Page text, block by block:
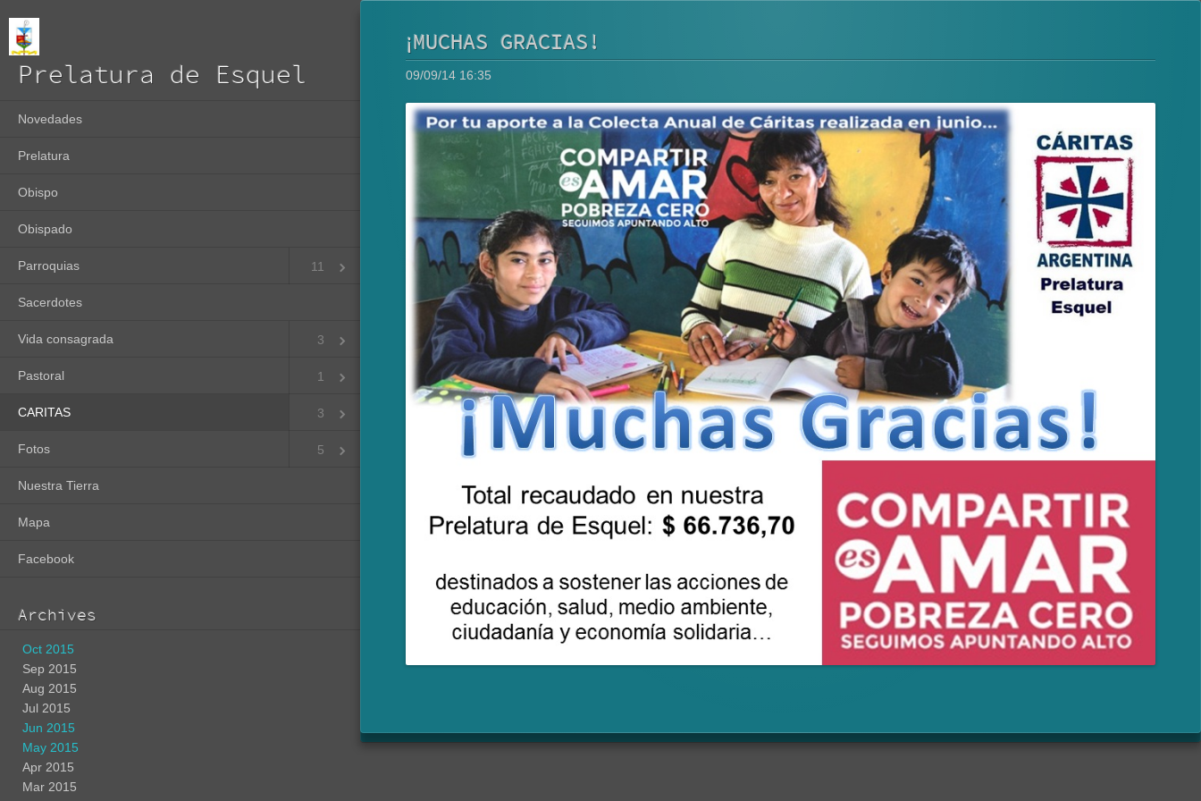
Prelatura de Esquel
Novedades
Prelatura
Obispo
Obispado
11
Parroquias
Sacerdotes
3
Vida consagrada
1
Pastoral
3
CARITAS
5
Fotos
Nuestra Tierra
Mapa
Facebook
Archives
Oct 2015
Sep 2015
Aug 2015
Jul 2015
Jun 2015
May 2015
Apr 2015
Mar 2015
¡MUCHAS GRACIAS!
09/09/14 16:35